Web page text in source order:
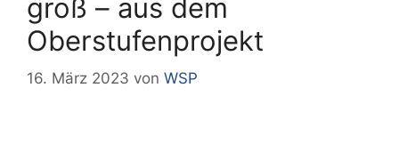
groß – aus dem
Oberstufenprojekt
16. März 2023 von WSP